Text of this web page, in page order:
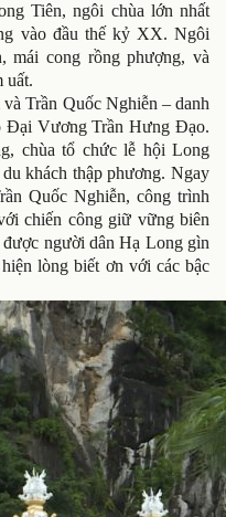
Tiên, ngôi chùa lớn nhất
vào đầu thế kỷ XX. Ngôi
mái cong rồng phượng, và
uất.
Trần Quốc Nghiễn – danh
Đại Vương Trần Hưng Đạo.
chùa tổ chức lễ hội Long
khách thập phương. Ngay
Quốc Nghiễn, công trình
chiến công giữ vững biên
người dân Hạ Long gìn
lòng biết ơn với các bậc